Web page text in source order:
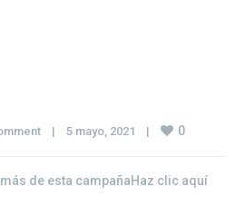
| 5 mayo, 2021 | 0
de esta campañaHaz clic aquí